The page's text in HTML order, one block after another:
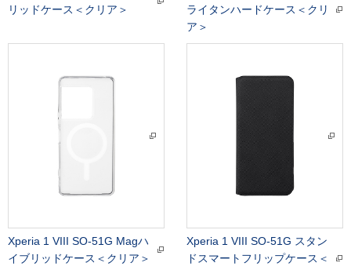
リッドケース＜クリア＞
ライタンハードケース＜クリ
ア＞
Xperia 1 VIII SO-51G Magハ
イブリッドケース＜クリア＞
Xperia 1 VIII SO-51G スタン
ドスマートフリップケース＜